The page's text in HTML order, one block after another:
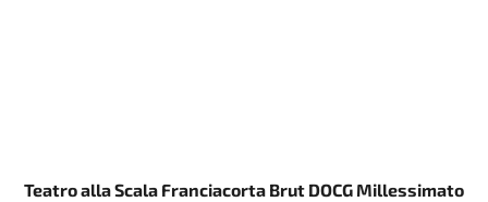
Teatro alla Scala Franciacorta Brut DOCG Millessimato